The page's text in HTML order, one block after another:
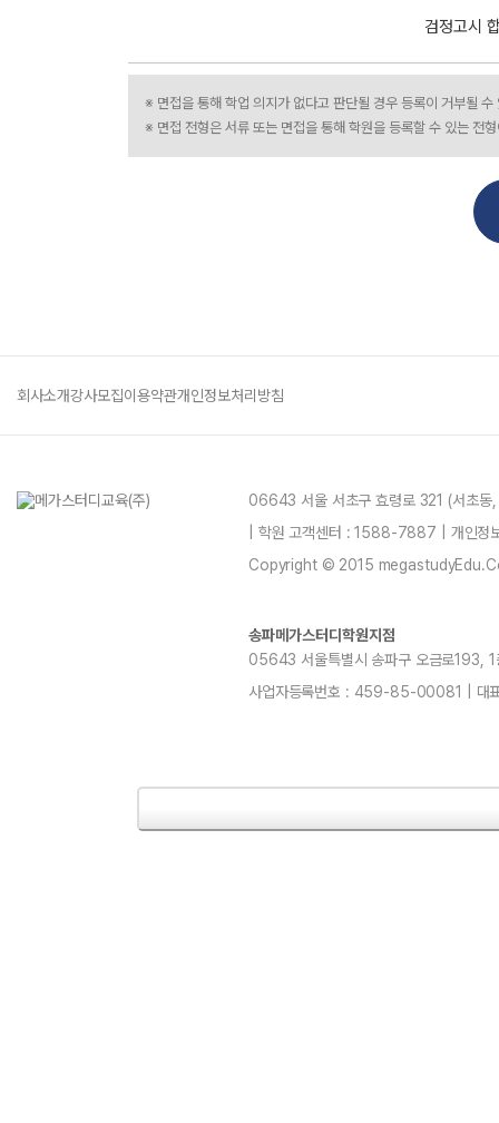
검정고시
※ 면접을 통해 학업 의지가 없다고 판단될 경우 등록이 거부될 수
※ 면접 전형은 서류 또는 면접을 통해 학원을 등록할 수 있는 전
회사소개강사모집이용약관개인정보처리방침
06643 서울 서초구 효령로 321 (서초
| 학원 고객센터 : 1588-7887 | 개인
Copyright © 2015
송파메가스터디학원지점
05643 서울특별시 송파구 오금로
사업자등록번호 : 459-85-00081 | 대